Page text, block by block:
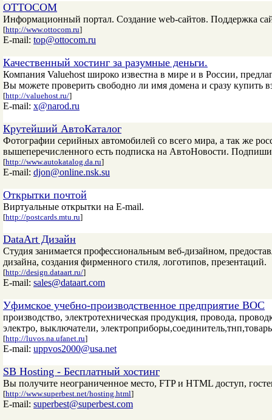
OTTOCOM
Информационный портал. Создание web-сайтов. Поддержка
[http://www.ottocom.ru]
E-mail: top@ottocom.ru
Качественный хостинг за разумные деньги.
Компания Valuehost широко известна в мире и в России,
Вы можете проверить свободно ли имя домена и сразу купить
[http://valuehost.ru/]
E-mail: x@narod.ru
Крутейший АвтоКаталог
Фотографии серийных автомобилей со всего мира, а так же
вышеперечисленного есть подписка на АвтоНовости.
[http://www.autokatalog.da.ru]
E-mail: djon@online.nsk.su
Открытки почтой
Виртуальные открытки на E-mail.
[http://postcards.mtu.ru]
DataArt Дизайн
Студия занимается профессиональным веб-дизайном,
дизайна, создания фирменного стиля, логотипов, презентаций.
[http://design.dataart.ru/]
E-mail: sales@dataart.com
Уфимское учебно-производственное предприятие ВОС
производство, электротехническая продукция, провода,
электро, выключатели,
[http://luvos.na.ufanet.ru]
E-mail: uppvos2000@usa.net
SB Hosting - Бесплатный хостинг
Вы получите неограниченное место, FTP и HTML доступ,
[http://www.superbest.net/hosting.html]
E-mail: superbest@superbest.com